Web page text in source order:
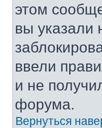
этом
вы указали
ввели
и не
форума.
Вернуться